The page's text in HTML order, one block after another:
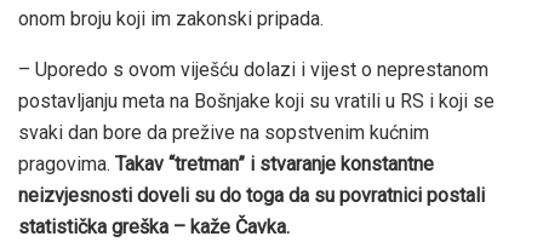
onom broju koji im zakonski pripada.
– Uporedo s ovom viješću dolazi i vijest o neprestanom
postavljanju meta na Bošnjake koji su vratili u RS i koji se
svaki dan bore da prežive na sopstvenim kućnim
pragovima. Takav “tretman” i stvaranje konstantne
neizvjesnosti doveli su do toga da su povratnici postali
statistička greška – kaže Čavka.